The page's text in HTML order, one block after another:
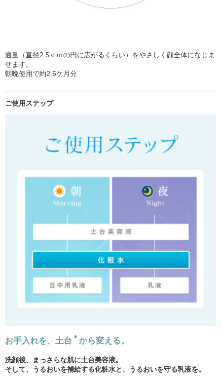
適量（直径2.5ｃｍの円に広がるくらい）をやさしく顔全体になじま
せます。
朝晩使用で約2.5ケ月分
ご使用ステップ
お手入れを、土台 ＊ から変える。
洗顔後、まっさらな肌に土台美容液。
そして、うるおいを補給する化粧水と、うるおいを守る乳液を。